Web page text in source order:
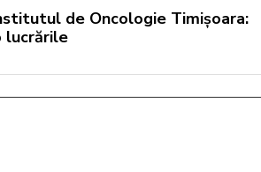
de Oncologie Timișoara:
lucrările